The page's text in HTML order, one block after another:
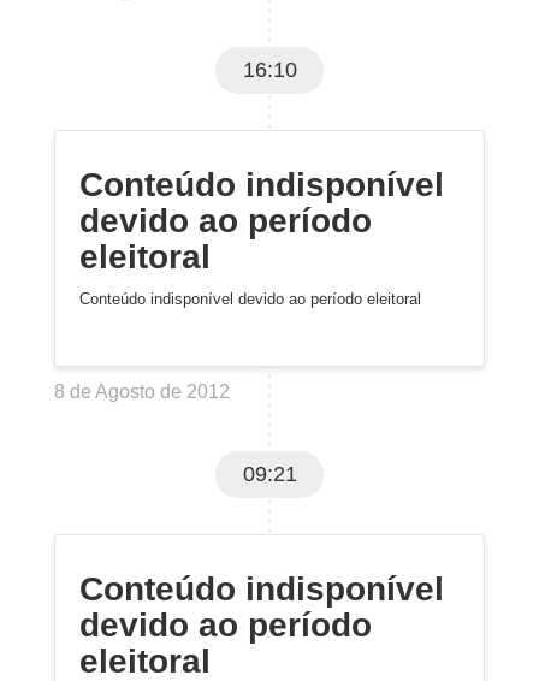
16:10
Conteúdo indisponível
devido ao período
eleitoral
Conteúdo indisponível devido ao período eleitoral
8 de Agosto de 2012
09:21
Conteúdo indisponível
devido ao período
eleitoral